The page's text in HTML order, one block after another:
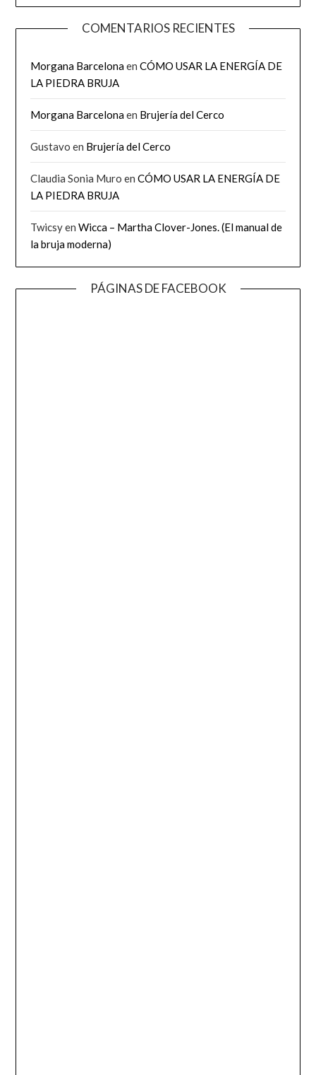
COMENTARIOS RECIENTES
Morgana BarcelonaenCÓMO USAR LA ENERGÍA DE
LA PIEDRA BRUJA
Morgana Barcelonaen Brujería del Cerco
Gustavo en Brujería del Cerco
Claudia Sonia Muro enCÓMO USAR LA ENERGÍA DE
LA PIEDRA BRUJA
TwicsyenWicca – Martha Clover-Jones. (El manual de
la bruja moderna)
PÁGINAS DE FACEBOOK